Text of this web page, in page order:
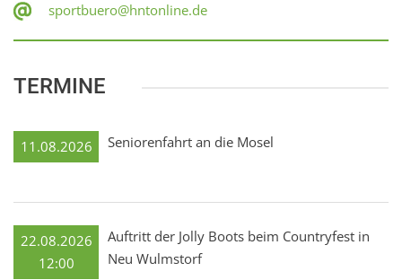
sportbuero@hntonline.de
TERMINE
11.08.2026 Seniorenfahrt an die Mosel
22.08.2026
12:00
Auftritt der Jolly Boots beim Countryfest in
Neu Wulmstorf